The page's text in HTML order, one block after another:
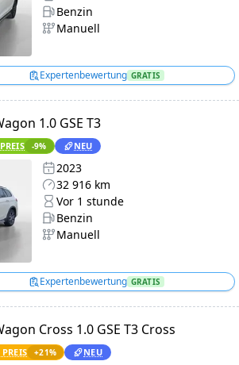
Benzin
Manuell
Expertenbewertung GRATIS
1.0 GSE T3
-9% NEU
2023
32 916 km
Vor 1 stunde
Benzin
Manuell
Expertenbewertung GRATIS
Cross 1.0 GSE T3 Cross
+21% NEU